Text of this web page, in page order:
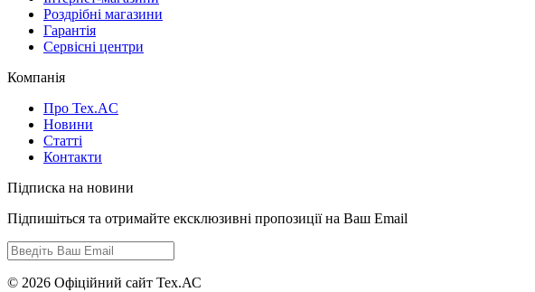
Роздрібні магазини
Гарантія
Сервісні центри
Компанія
Про Tex.AC
Новини
Статті
Контакти
Підписка на новини
Підпишіться та отримайте ексклюзивні пропозиції на Ваш Email
© 2026 Офіційний сайт Тех.АС